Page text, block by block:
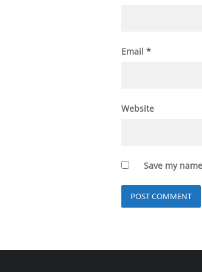
Email *
Website
Save my